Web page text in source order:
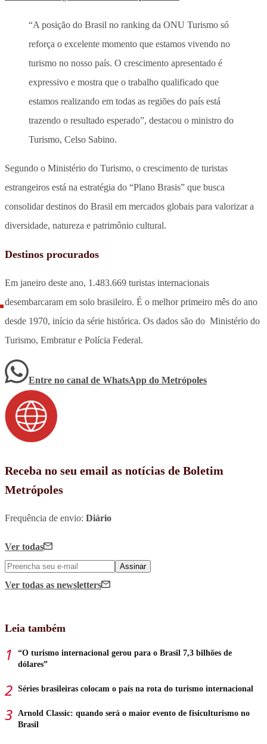
“A posição do Brasil no ranking da ONU Turismo só
reforça o excelente momento que estamos vivendo no
turismo no nosso país. O crescimento apresentado é
expressivo e mostra que o trabalho qualificado que
estamos realizando em todas as regiões do país está
trazendo o resultado esperado”, destacou o ministro do
Turismo, Celso Sabino.
Segundo o Ministério do Turismo, o crescimento de turistas
estrangeiros está na estratégia do “Plano Brasis” que busca
consolidar destinos do Brasil em mercados globais para valorizar a
diversidade, natureza e patrimônio cultural.
Destinos procurados
Em janeiro deste ano, 1.483.669 turistas internacionais
desembarcaram em solo brasileiro. É o melhor primeiro mês do ano
desde 1970, início da série histórica. Os dados são do Ministério do
Turismo, Embratur e Polícia Federal.
Entre no canal de WhatsApp do Metrópoles
Receba no seu email as notícias de Boletim
Metrópoles
Frequência de envio: Diário
Ver todas
Assinar
Ver todas as newsletters
Leia também
“O turismo internacional gerou para o Brasil 7,3 bilhões de
dólares”
Séries brasileiras colocam o país na rota do turismo internacional
Arnold Classic: quando será o maior evento de fisiculturismo no
Brasil